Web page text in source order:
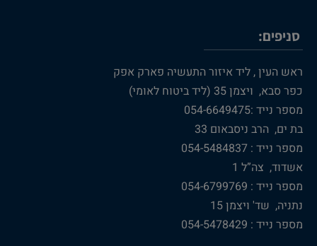
סניפים:
ראש העין , ליד איזור התעשיה פארק אפק
כפר סבא, ויצמן 35 (ליד ביטוח לאומי)
מספר נייד :054-6649475
בת ים, הרב ניסבאום 33
מספר נייד : 054-5484837
אשדוד, צה”ל 1
מספר נייד : 054-6799769
נתניה, שד' ויצמן 15
מספר נייד : 054-5478429